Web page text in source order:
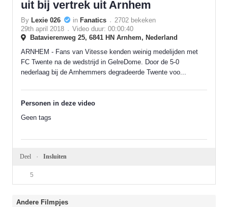
uit bij vertrek uit Arnhem
By Lexie 026 in Fanatics
2702 bekeken
29th april 2018
Video duur: 00:00:40
Batavierenweg 25, 6841 HN Arnhem, Nederland
ARNHEM - Fans van Vitesse kenden weinig medelijden met
FC Twente na de wedstrijd in GelreDome. Door de 5-0
nederlaag bij de Arnhemmers degradeerde Twente voo...
Personen in deze video
Geen tags
Deel Insluiten
5
Andere Filmpjes